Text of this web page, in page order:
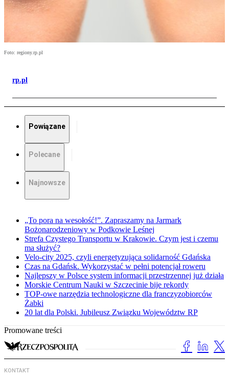
Foto: regiony.rp.pl
rp.pl
Powiązane
Polecane
Najnowsze
„To pora na wesołość!”. Zapraszamy na Jarmark
Bożonarodzeniowy w Podkowie Leśnej
Strefa Czystego Transportu w Krakowie. Czym jest i czemu
ma służyć?
Velo-city 2025, czyli energetyzująca solidarność Gdańska
Czas na Gdańsk. Wykorzystać w pełni potencjał roweru
Najlepszy w Polsce system informacji przestrzennej już działa
Morskie Centrum Nauki w Szczecinie bije rekordy
TOP-owe narzędzia technologiczne dla franczyzobiorców
Żabki
20 lat dla Polski. Jubileusz Związku Województw RP
Promowane treści
KONTAKT